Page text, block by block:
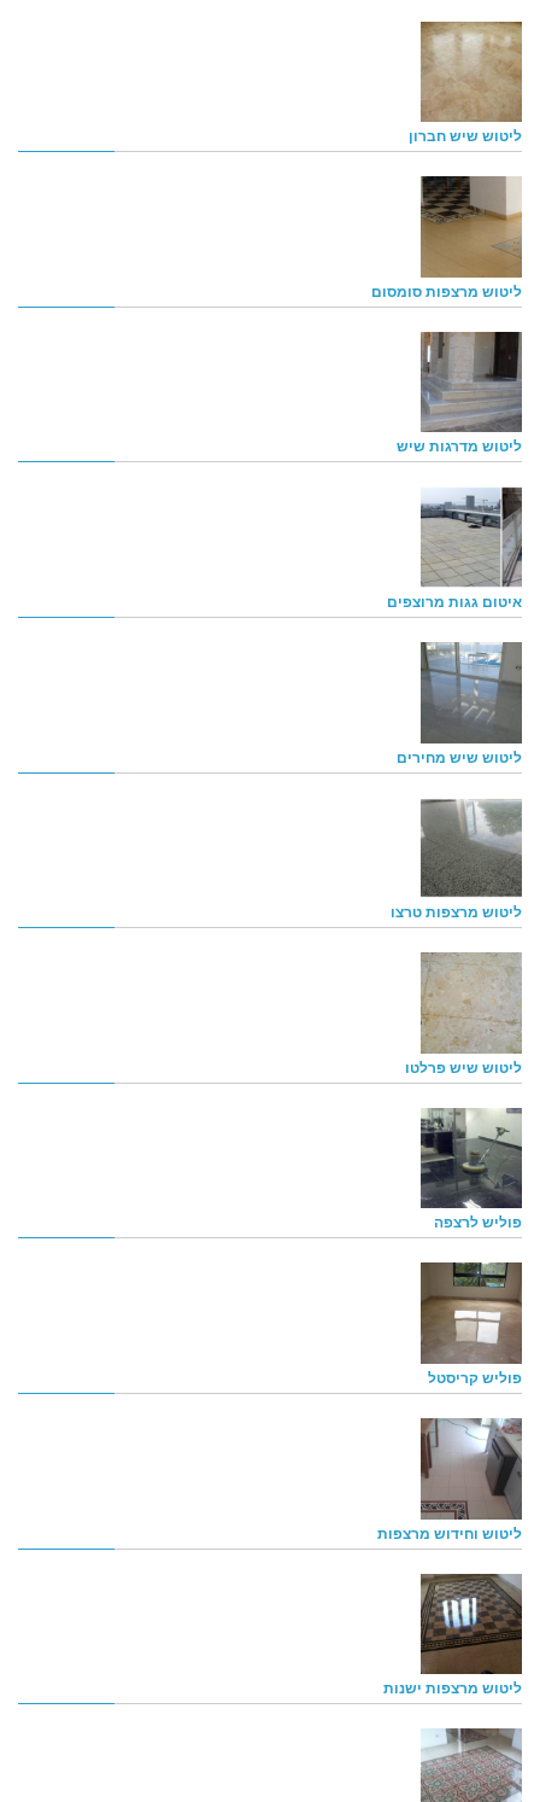
ליטוש שיש חברון
ליטוש מרצפות סומסום
ליטוש מדרגות שיש
איטום גגות מרוצפים
ליטוש שיש מחירים
ליטוש מרצפות טרצו
ליטוש שיש פרלטו
פוליש לרצפה
פוליש קריסטל
ליטוש וחידוש מרצפות
ליטוש מרצפות ישנות